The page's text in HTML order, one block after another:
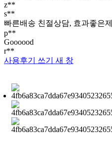
z**
s**
빠른배송 친절상담, 효과좋은
p**
Goooood
r**
사용후기 쓰기
새 창